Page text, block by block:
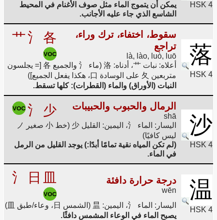
HSK 4
يمكن أن يتموج الماء مثل صوف الأغنام في المحيط
الشاسع الذي جاء عليه الأجانب.
落
HSK 4
سقوط، اختفاء، ترك وراء،
تراجع
là, lào, luò, luō
艹氵 各
أعلاه: نبات 艹، أدناه: 洛 (ماء 氵 والجميع 各 [= يجلسون
متربعين 夂 على الوسادة 口، هكذا يفعل الجميع])
النبات (الأوراق) والماء (القطرات): كلها تسقط.
沙
HSK 4
الرمال والحبوب والحبيبات
shā
氵 少
اليسار: الماء 氵، اليمين: القليل 少 (خط 小 صغير ノ
ليس كافيًا)
(لم تكن المياه نقية تمامًا أبدًا:) يوجد القليل من الرمل
في الماء.
温
HSK 4
درجة حرارة دافئة
wēn
氵 日 皿
اليسار: الماء 氵، اليمين: 昷 (الشمس 日، وعاء/طبق 皿)
يصبح الماء في الوعاء المشمس دافئًا.